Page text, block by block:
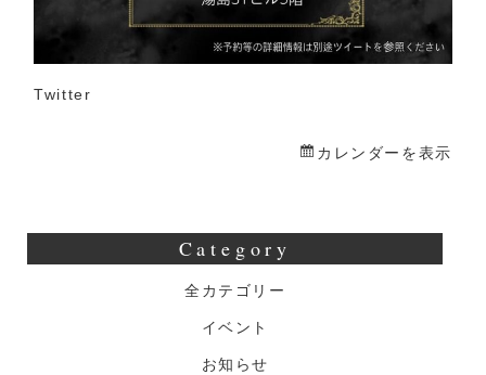
Twitter
カレンダーを表示
Category
全カテゴリー
イベント
お知らせ